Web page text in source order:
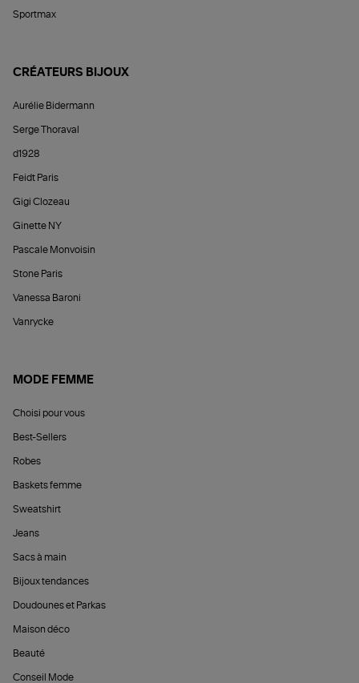
Sportmax
CRÉATEURS BIJOUX
Aurélie Bidermann
Serge Thoraval
d1928
Feidt Paris
Gigi Clozeau
Ginette NY
Pascale Monvoisin
Stone Paris
Vanessa Baroni
Vanrycke
MODE FEMME
Choisi pour vous
Best-Sellers
Robes
Baskets femme
Sweatshirt
Jeans
Sacs à main
Bijoux tendances
Doudounes et Parkas
Maison déco
Beauté
Conseil Mode